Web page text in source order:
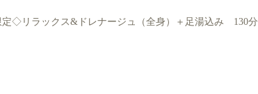
定◇リラックス&ドレナージュ（全身）＋足湯込み 130分